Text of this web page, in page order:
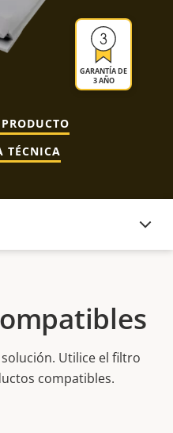
GARANTÍA DE
3 AÑO
TÉCNICA
Utilice el filtro
compatibles.